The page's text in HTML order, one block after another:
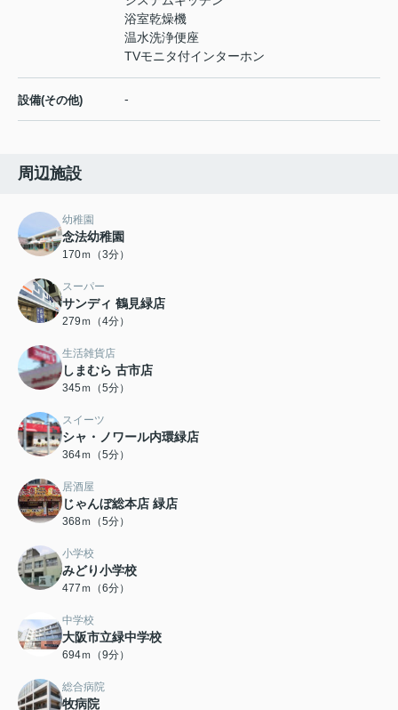
浴室乾燥機
温水洗浄便座
TVモニタ付インターホン
設備(その他) -
周辺施設
幼稚園
念法幼稚園
170ｍ（3分）
スーパー
サンディ 鶴見緑店
279ｍ（4分）
生活雑貨店
しまむら 古市店
345ｍ（5分）
スイーツ
シャ・ノワール内環緑店
364ｍ（5分）
居酒屋
じゃんぼ総本店 緑店
368ｍ（5分）
小学校
みどり小学校
477ｍ（6分）
中学校
大阪市立緑中学校
694ｍ（9分）
総合病院
牧病院